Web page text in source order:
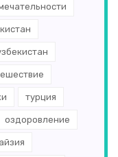
турция
оздоровление